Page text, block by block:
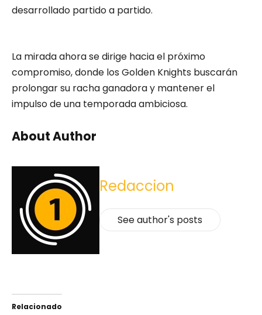
desarrollado partido a partido.
La mirada ahora se dirige hacia el próximo
compromiso, donde los Golden Knights buscarán
prolongar su racha ganadora y mantener el
impulso de una temporada ambiciosa.
About Author
Redaccion
See author's posts
Relacionado